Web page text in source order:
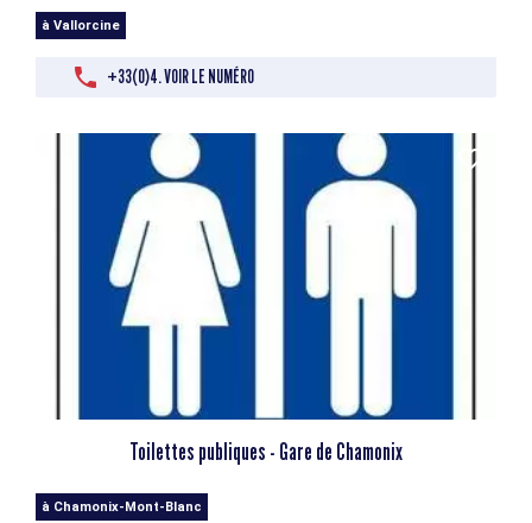
à Vallorcine
+33(0)4. VOIR LE NUMÉRO
Toilettes publiques - Gare de Chamonix
à Chamonix-Mont-Blanc